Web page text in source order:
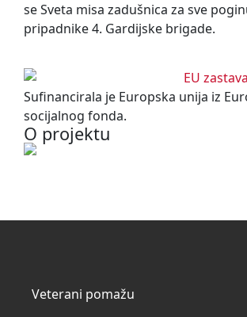
se Sveta misa zadušnica za sve
pripadnike 4. Gardijske brigade.
Sufinancirala je Europska unija iz
socijalnog fonda.
O projektu
Veterani pomažu